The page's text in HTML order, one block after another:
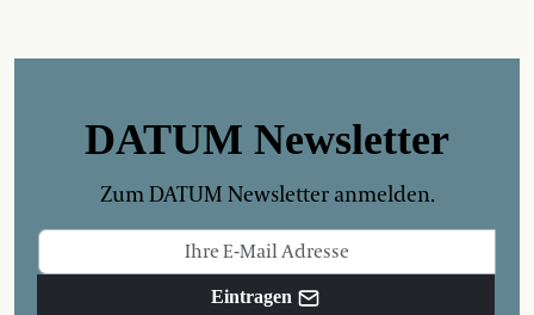
DATUM Newsletter
Zum DATUM Newsletter anmelden.
Eintragen